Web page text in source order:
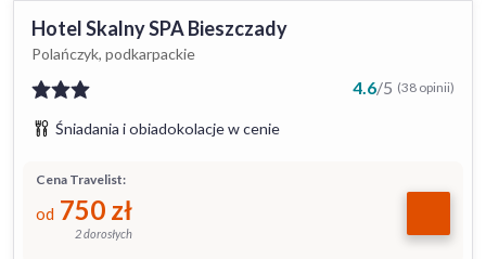
Hotel Skalny SPA Bieszczady
Polańczyk, podkarpackie
4.6/5 (38 opinii)
Śniadania i obiadokolacje w cenie
Cena Travelist:
od 750 zł
2 dorosłych